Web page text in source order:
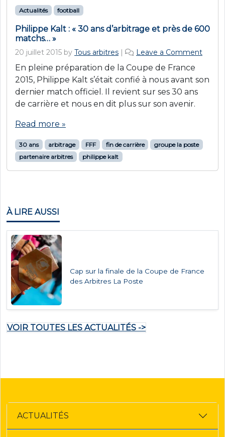
Actualités football
Philippe Kalt : « 30 ans d’arbitrage et près de 600
matchs… »
20 juillet 2015 by Tous arbitres | Leave a Comment
En pleine préparation de la Coupe de France
2015, Philippe Kalt s’était confié à nous avant son
dernier match officiel. Il revient sur ses 30 ans
de carrière et nous en dit plus sur son avenir.
Read more »
30 ans arbitrage FFF fin de carrière
groupe la poste
partenaire arbitres
philippe kalt
À LIRE AUSSI
Cap sur la finale de la Coupe de France
des Arbitres La Poste
VOIR TOUTES LES ACTUALITÉS ->
ACTUALITÉS